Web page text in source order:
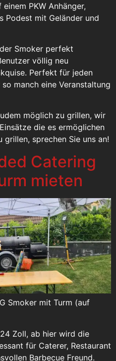
PKW Anhänger,
Podest mit Geländer und
Smoker perfekt
völlig neu
Perfekt für jeden
manch eine Veranstaltung
möglich zu grillen, wir
die es ermöglichen
sprechen Sie uns an!
Catering
mieten
Smoker mit Turm (auf
Zoll, ab hier wird die
für Caterer, Restaurant
Barbecue Freund.